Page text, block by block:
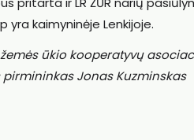
yra kaimyninėje Lenkijoje.
ūkio kooperatyvų
pirmininkas Jonas Kuzminskas